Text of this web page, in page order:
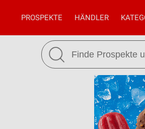
PROSPEKTE HÄNDLER